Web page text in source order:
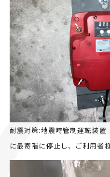
耐震対策:地震時管制運転装置
に最寄階に停止し、ご利用者